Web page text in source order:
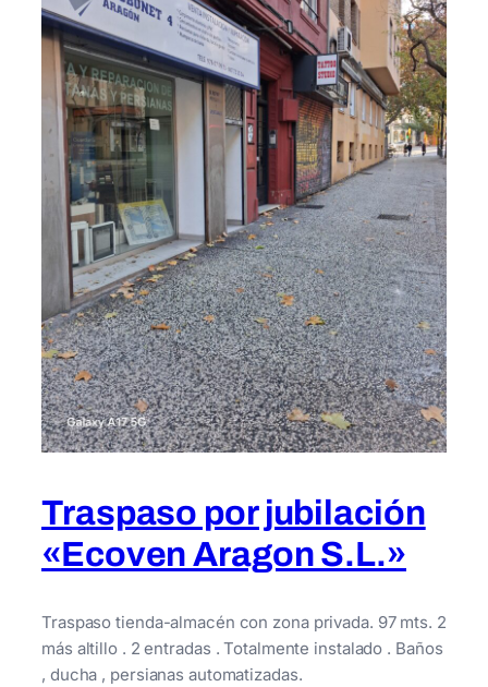
Traspaso por jubilación
«Ecoven Aragon S.L.»
Traspaso tienda-almacén con zona privada. 97 mts. 2
más altillo . 2 entradas . Totalmente instalado . Baños
, ducha , persianas automatizadas.